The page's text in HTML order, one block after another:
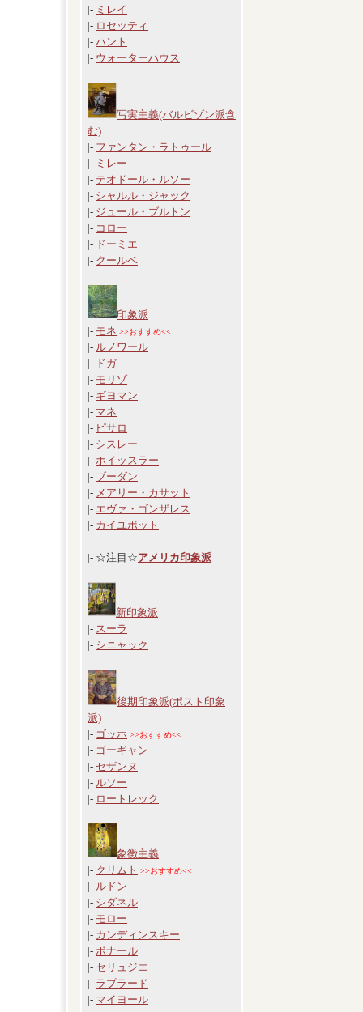
|- ミレイ
|- ロセッティ
|- ハント
|- ウォーターハウス
写実主義(バルビゾン派含
む)
|- ファンタン・ラトゥール
|- ミレー
|- テオドール・ルソー
|- シャルル・ジャック
|- ジュール・ブルトン
|- コロー
|- ドーミエ
|- クールベ
印象派
|- モネ >>おすすめ<<
|- ルノワール
|- ドガ
|- モリゾ
|- ギヨマン
|- マネ
|- ピサロ
|- シスレー
|- ホイッスラー
|- ブーダン
|- メアリー・カサット
|- エヴァ・ゴンザレス
|- カイユボット
|- ☆注目☆アメリカ印象派
新印象派
|- スーラ
|- シニャック
後期印象派(ポスト印象
派)
|- ゴッホ >>おすすめ<<
|- ゴーギャン
|- セザンヌ
|- ルソー
|- ロートレック
象徴主義
|- クリムト >>おすすめ<<
|- ルドン
|- シダネル
|- モロー
|- カンディンスキー
|- ボナール
|- セリュジエ
|- ラプラード
|- マイヨール